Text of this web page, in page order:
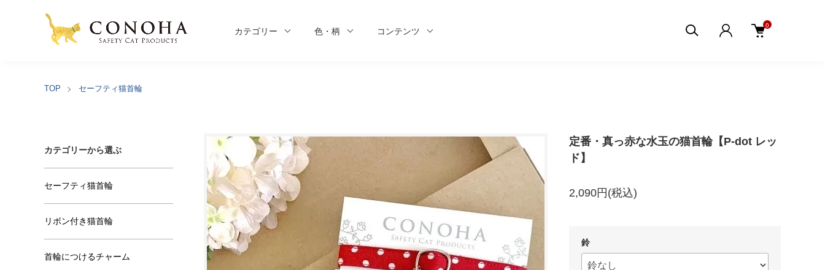
カテゴリー 色・柄 コンテンツ 0
TOP セーフティ猫首輪
定番・真っ赤な水玉の猫首輪【P-dot レッ
ド】
2,090円(税込)
鈴
カテゴリーから選ぶ
セーフティ猫首輪
リボン付き猫首輪
首輪につけるチャーム